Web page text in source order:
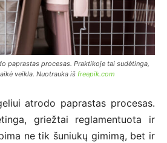
paprastas procesas. Praktikoje tai sudėtinga,
veikla. Nuotrauka iš freepik.com
atrodo paprastas procesas.
griežtai reglamentuota ir
ne tik šuniukų gimimą, bet ir